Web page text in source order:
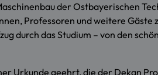
der Ostbayerischen
Professoren und weitere
durch das Studium – von den
Urkunde geehrt, die der Dekan